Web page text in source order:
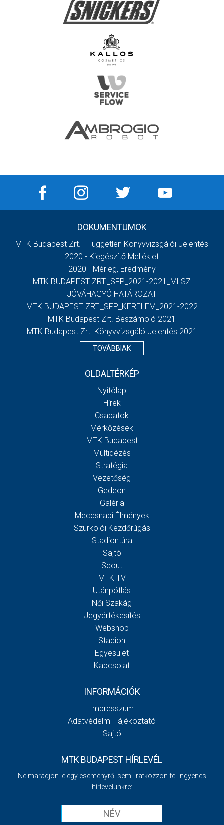
DOKUMENTUMOK
MTK Budapest Zrt. - Független Könyvvizsgálói Jelentés
2020 - Kiegészítő Melléklet
2020 - Mérleg, Eredmény
MTK BUDAPEST ZRT._SFP_2021-2021_MLSZ
JÓVÁHAGYÓ HATÁROZAT
MTK BUDAPEST ZRT._SFP_KERELEM_2021-2022
MTK Budapest Zrt. Beszámoló 2021
MTK Budapest Zrt. Könyvvizsgáló Jelentés 2021
TOVÁBBIAK
OLDALTÉRKÉP
Nyitólap
Hírek
Csapatok
Mérkőzések
MTK Budapest
Múltidézés
Stratégia
Vezetőség
Gedeon
Galéria
Meccsnapi Élmények
Szurkolói Kezdőrúgás
Stadiontúra
Sajtó
Scout
MTK TV
Utánpótlás
Női Szakág
Jegyértékesítés
Webshop
Stadion
Egyesület
Kapcsolat
INFORMÁCIÓK
Impresszum
Adatvédelmi Tájékoztató
Sajtó
MTK BUDAPEST HÍRLEVÉL
Ne maradjon le egy eseményről sem! Iratkozzon fel ingyenes
hírlevelünkre: